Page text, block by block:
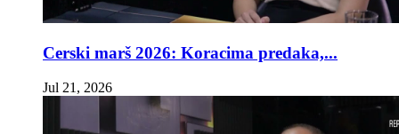
Cerski marš 2026: Koracima predaka,...
Jul 21, 2026